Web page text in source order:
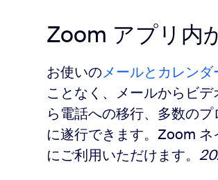
Zoom アプリ内
お使いのメールとカレンダ
ことなく、メールからビ
ら電話への移行、多数の
に遂行できます。Zoom
にご利用いただけます。